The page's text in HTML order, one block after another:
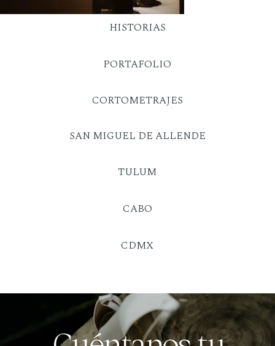
SAN MIGUEL DE ALLENDE
HISTORIAS
TULUM
PORTAFOLIO
CABO
CDMX
CORTOMETRAJES